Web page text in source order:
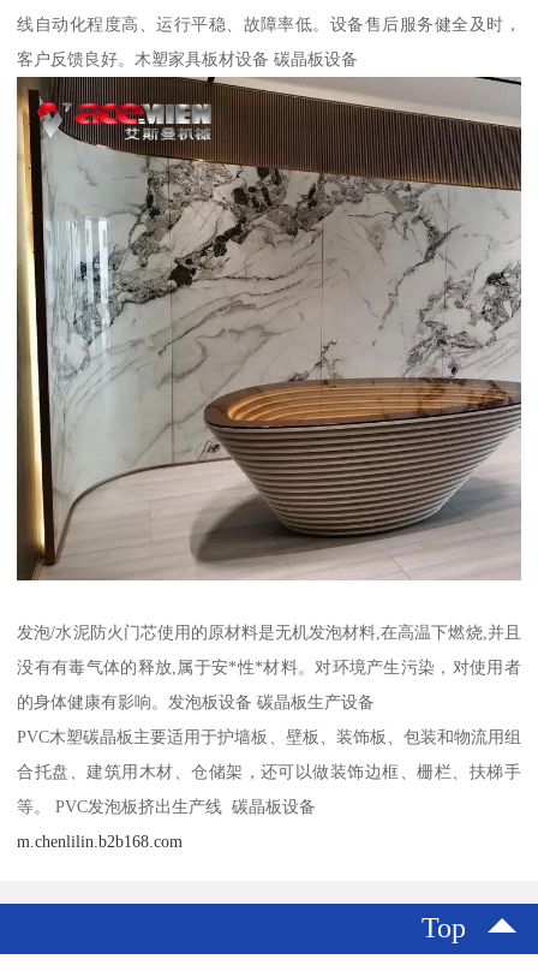
线自动化程度高、运行平稳、故障率低。设备售后服务健全及时，
客户反馈良好。木塑家具板材设备 碳晶板设备
发泡/水泥防火门芯使用的原材料是无机发泡材料,在高温下燃烧,并且
没有有毒气体的释放,属于安*性*材料。对环境产生污染，对使用者
的身体健康有影响。发泡板设备 碳晶板生产设备
PVC木塑碳晶板主要适用于护墙板、壁板、装饰板、包装和物流用组
合托盘、建筑用木材、仓储架，还可以做装饰边框、栅栏、扶梯手
等。 PVC发泡板挤出生产线 碳晶板设备
m.chenlilin.b2b168.com
Top